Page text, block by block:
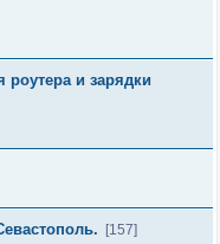
роутера и зарядки
[157]